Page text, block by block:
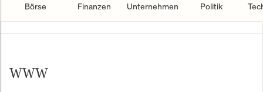
Börse Finanzen Unternehmen Politik
WWW